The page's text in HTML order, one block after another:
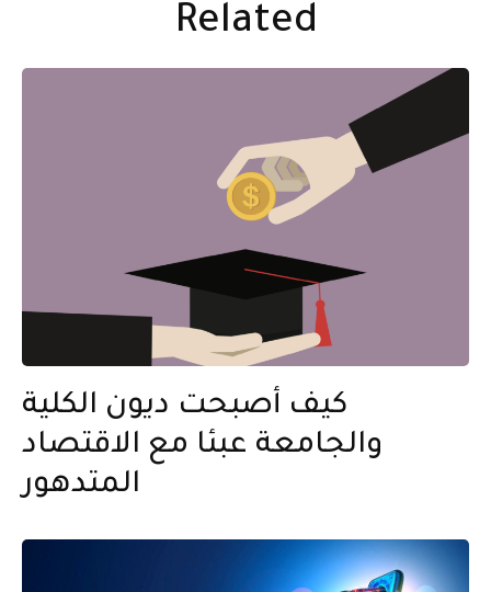
Related
كيف أصبحت ديون الكلية
والجامعة عبئا مع الاقتصاد
المتدهور